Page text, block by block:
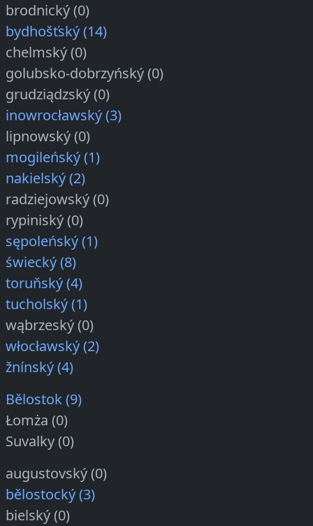
brodnický (0)
bydhošťský (14)
chelmský (0)
golubsko-dobrzyńský (0)
grudziądzský (0)
inowrocławský (3)
lipnowský (0)
mogileńský (1)
nakielský (2)
radziejowský (0)
rypiniský (0)
sępoleńský (1)
świecký (8)
toruňský (4)
tucholský (1)
wąbrzeský (0)
włocławský (2)
žnínský (4)
Bělostok (9)
Łomża (0)
Suvalky (0)
augustovský (0)
bělostocký (3)
bielský (0)